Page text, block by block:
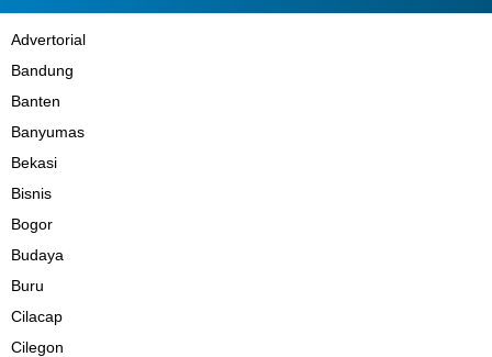
Advertorial
Bandung
Banten
Banyumas
Bekasi
Bisnis
Bogor
Budaya
Buru
Cilacap
Cilegon